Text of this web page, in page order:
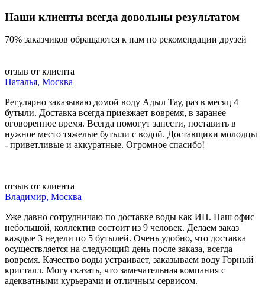
Наши клиенты всегда довольны результатом
70% заказчиков обращаются к нам по рекомендации друзей
отзыв от клиента
Наталья, Москва
Регулярно заказываю домой воду Адыл Тау, раз в месяц 4
бутыли. Доставка всегда приезжает вовремя, в заранее
оговоренное время. Всегда помогут занести, поставить в
нужное место тяжелые бутыли с водой. Доставщики молодцы
- приветливые и аккуратные. Огромное спасибо!
отзыв от клиента
Владимир, Москва
Уже давно сотрудничаю по доставке воды как ИП. Наш офис
небольшой, коллектив состоит из 9 человек. Делаем заказ
каждые 3 недели по 5 бутылей. Очень удобно, что доставка
осуществляется на следующий день после заказа, всегда
вовремя. Качество воды устраивает, заказываем воду Горный
кристалл. Могу сказать, что замечательная компания с
адекватными курьерами и отличным сервисом.